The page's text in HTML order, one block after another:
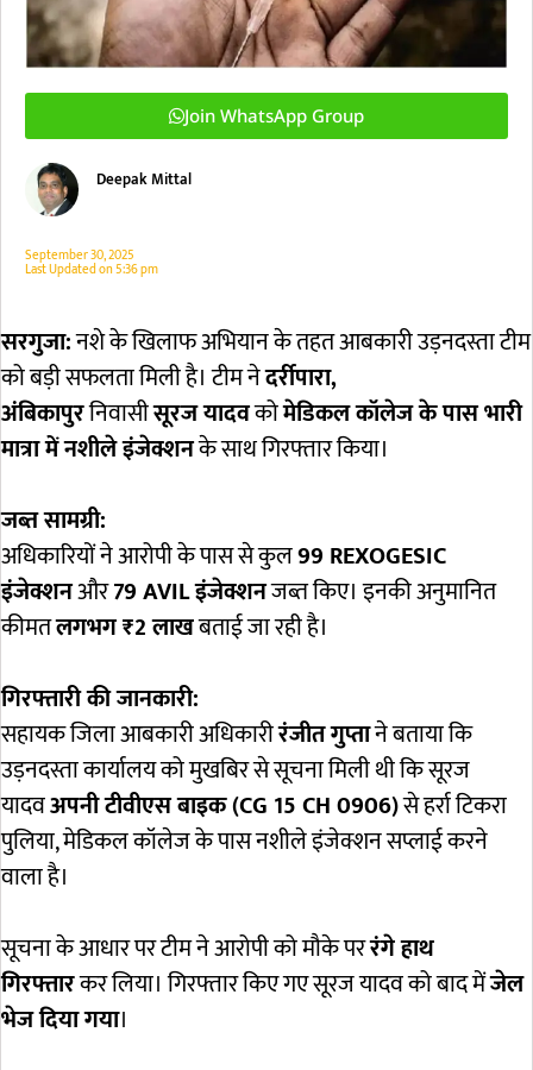
Join WhatsApp Group
Deepak Mittal
September 30, 2025
Last Updated on5:36 pm
सरगुजा:नशे के खिलाफ अभियान के तहत आबकारी उड़नदस्ता टीम
को बड़ी सफलता मिली है। टीम नेदर्रीपारा,
अंबिकापुरनिवासीसूरज यादवकोमेडिकल कॉलेज के पास भारी
मात्रा में नशीले इंजेक्शनके साथ गिरफ्तार किया।
जब्त सामग्री:
अधिकारियों ने आरोपी के पास से कुल99 REXOGESIC
इंजेक्शनऔर79 AVIL इंजेक्शनजब्त किए। इनकी अनुमानित
कीमतलगभग ₹2 लाखबताई जा रही है।
गिरफ्तारी की जानकारी:
सहायक जिला आबकारी अधिकारीरंजीत गुप्ताने बताया कि
उड़नदस्ता कार्यालय को मुखबिर से सूचना मिली थी कि सूरज
यादवअपनी टीवीएस बाइक (CG 15 CH 0906)से हर्रा टिकरा
पुलिया, मेडिकल कॉलेज के पास नशीले इंजेक्शन सप्लाई करने
वाला है।
सूचना के आधार पर टीम ने आरोपी को मौके पररंगे हाथ
गिरफ्तारकर लिया। गिरफ्तार किए गए सूरज यादव को बाद मेंजेल
भेज दिया गया।